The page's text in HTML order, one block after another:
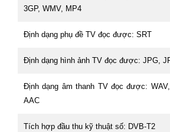
3GP, WMV, MP4
Định dạng phụ đề TV đọc được: SRT
Định dạng hình ảnh TV đọc được: JPG,
Định dạng âm thanh TV đọc được:
AAC
Tích hợp đầu thu kỹ thuật số: DVB-T2